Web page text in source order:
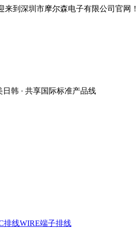
来到深圳市摩尔森电子有限公司官网！
日韩 · 共享国际标准产品线
排线WIRE端子排线